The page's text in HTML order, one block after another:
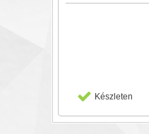
Készleten